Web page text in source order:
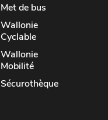
Met de bus
Wallonie
Cyclable
Wallonie
Mobilité
Sécurothèque